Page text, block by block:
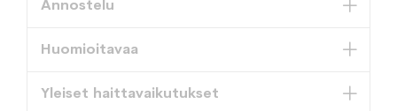
Annostelu
Huomioitavaa
Yleiset haittavaikutukset